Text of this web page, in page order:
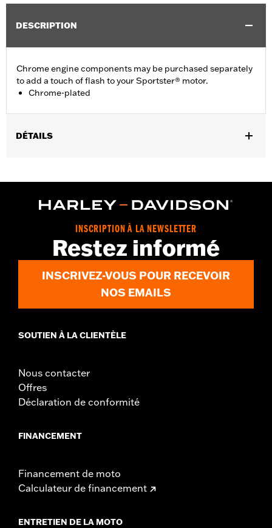
DESCRIPTION
Chrome engine components may be purchased separately
to add a touch of flash to your Sportster® motor.
Chrome-plated
DÉTAILS
WARRANTY:,,,,,,,,,,,,,,,,,,,,,,,,,,,,,,,,,,,,,,,,,,,,,,,,,,,,,,,,,,,,,,,,,,,,
purchase of new gaskets. See dealer for information.
INSCRIPTION À LA NEWSLETTER
Restez informé
INSCRIVEZ-VOUS POUR RECEVOIR
NOS EMAILS
SOUTIEN À LA CLIENTÈLE
Nous contacter
Offres
Déclaration de conformité
FINANCEMENT
Financement de moto
Calculateur de financement
ENTRETIEN DE LA MOTO